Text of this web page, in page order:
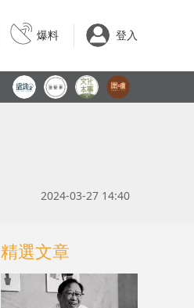
爆料 登入
2024-03-27 14:40
精選文章